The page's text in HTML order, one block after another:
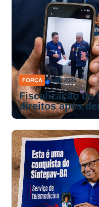
FORÇA 7 AGO 2026
Fiscalização do
direitos após